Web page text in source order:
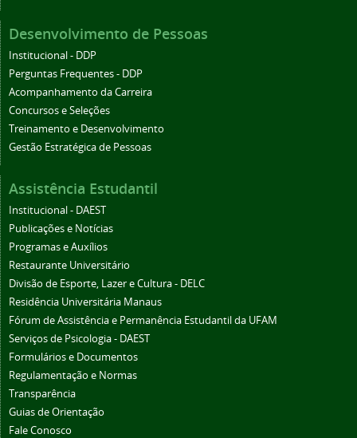
Desenvolvimento de Pessoas
Institucional - DDP
Perguntas Frequentes - DDP
Acompanhamento da Carreira
Concursos e Seleções
Treinamento e Desenvolvimento
Gestão Estratégica de Pessoas
Assistência Estudantil
Institucional - DAEST
Publicações e Notícias
Programas e Auxílios
Restaurante Universitário
Divisão de Esporte, Lazer e Cultura - DELC
Residência Universitária Manaus
Fórum de Assistência e Permanência Estudantil da UFAM
Serviços de Psicologia - DAEST
Formulários e Documentos
Regulamentação e Normas
Transparência
Guias de Orientação
Fale Conosco